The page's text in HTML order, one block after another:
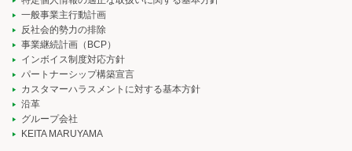
一般事業主行動計画
反社会的勢力の排除
事業継続計画（BCP）
インボイス制度対応方針
パートナーシップ構築宣言
カスタマーハラスメントに対する基本方針
沿革
グループ会社
KEITA MARUYAMA